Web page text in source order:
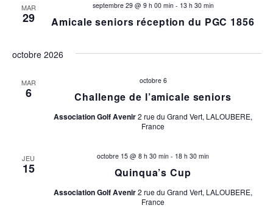
t
i
n
MAR
29 Amicale seniors réception du PGC 1856
septembre 29 @ 9 h 00 min- 13 h 30 min
octobre 2026
MAR
6 Challenge de l’amicale seniors
octobre 6
Association Golf Avenir2 rue du Grand Vert, LALOUBERE,
France
JEU
15 Quinqua’s Cup
octobre 15 @ 8 h 30 min - 18 h 30 min
Association Golf Avenir2 rue du Grand Vert, LALOUBERE,
France